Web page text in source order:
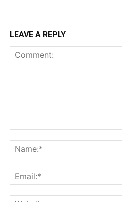
LEAVE A REPLY